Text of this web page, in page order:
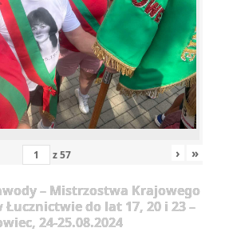
z57 › »
– Mistrzostwa Krajowego
Łucznictwie do lat 17, 20 i 23 –
24-25.08.2024